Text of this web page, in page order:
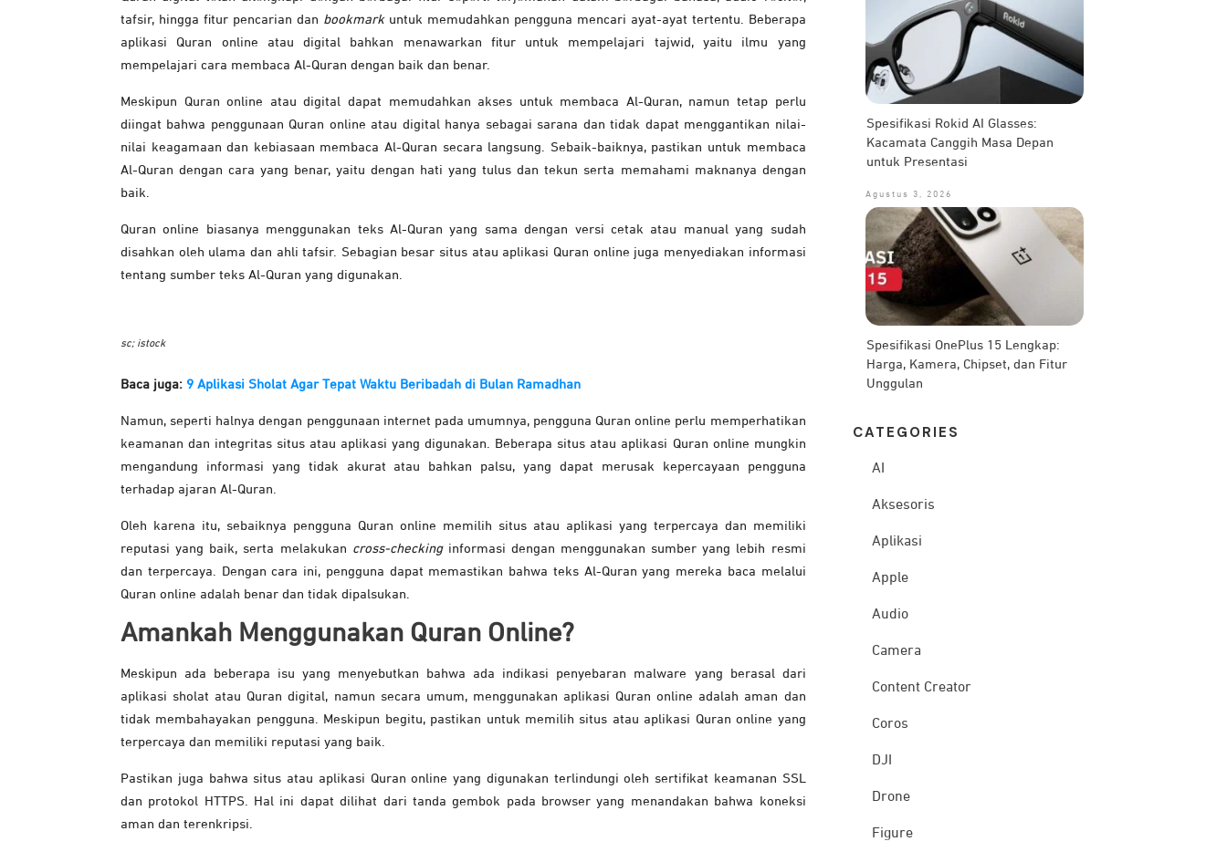
tafsir, hingga fitur pencarian dan bookmarkuntuk memudahkan pengguna mencari ayat-ayat tertentu. Beberapa
aplikasi Quran online atau digital bahkan menawarkan fitur untuk mempelajari tajwid, yaitu ilmu yang
mempelajari cara membaca Al-Quran dengan baik dan benar.
Meskipun Quran online atau digital dapat memudahkan akses untuk membaca Al-Quran, namun tetap perlu
diingat bahwa penggunaan Quran online atau digital hanya sebagai sarana dan tidak dapat menggantikan nilai-
nilai keagamaan dan kebiasaan membaca Al-Quran secara langsung. Sebaik-baiknya, pastikan untuk membaca
Al-Quran dengan cara yang benar, yaitu dengan hati yang tulus dan tekun serta memahami maknanya dengan
baik.
Quran online biasanya menggunakan teks Al-Quran yang sama dengan versi cetak atau manual yang sudah
disahkan oleh ulama dan ahli tafsir. Sebagian besar situs atau aplikasi Quran online juga menyediakan informasi
tentang sumber teks Al-Quran yang digunakan.
sc; istock
Baca juga: 9 Aplikasi Sholat Agar Tepat Waktu Beribadah di Bulan Ramadhan
Namun, seperti halnya dengan penggunaan internet pada umumnya, pengguna Quran online perlu memperhatikan
keamanan dan integritas situs atau aplikasi yang digunakan. Beberapa situs atau aplikasi Quran online mungkin
mengandung informasi yang tidak akurat atau bahkan palsu, yang dapat merusak kepercayaan pengguna
terhadap ajaran Al-Quran.
Oleh karena itu, sebaiknya pengguna Quran online memilih situs atau aplikasi yang terpercaya dan memiliki
reputasi yang baik, serta melakukan cross-checkinginformasi dengan menggunakan sumber yang lebih resmi
dan terpercaya. Dengan cara ini, pengguna dapat memastikan bahwa teks Al-Quran yang mereka baca melalui
Quran online adalah benar dan tidak dipalsukan.
Amankah Menggunakan Quran Online?
Meskipun ada beberapa isu yang menyebutkan bahwa ada indikasi penyebaran malware yang berasal dari
aplikasi sholat atau Quran digital, namun secara umum, menggunakan aplikasi Quran online adalah aman dan
tidak membahayakan pengguna. Meskipun begitu, pastikan untuk memilih situs atau aplikasi Quran online yang
terpercaya dan memiliki reputasi yang baik.
Pastikan juga bahwa situs atau aplikasi Quran online yang digunakan terlindungi oleh sertifikat keamanan SSL
dan protokol HTTPS. Hal ini dapat dilihat dari tanda gembok pada browser yang menandakan bahwa koneksi
aman dan terenkripsi.
Spesifikasi Rokid AI Glasses:
Kacamata Canggih Masa Depan
untuk Presentasi
Agustus 3, 2026
Spesifikasi OnePlus 15 Lengkap:
Harga, Kamera, Chipset, dan Fitur
Unggulan
CATEG ORIES
AI
Aksesoris
Aplikasi
Apple
Audio
Camera
Content Creator
Coros
DJI
Drone
Figure